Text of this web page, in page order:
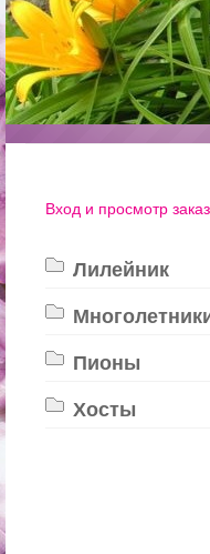
Вход и просмотр
Лилейник
Пионы
Хосты